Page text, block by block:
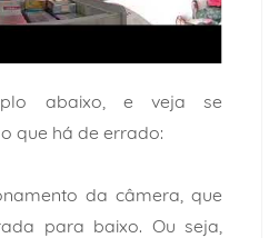
abaixo, e veja se
que há de errado:
da câmera, que
para baixo. Ou seja,